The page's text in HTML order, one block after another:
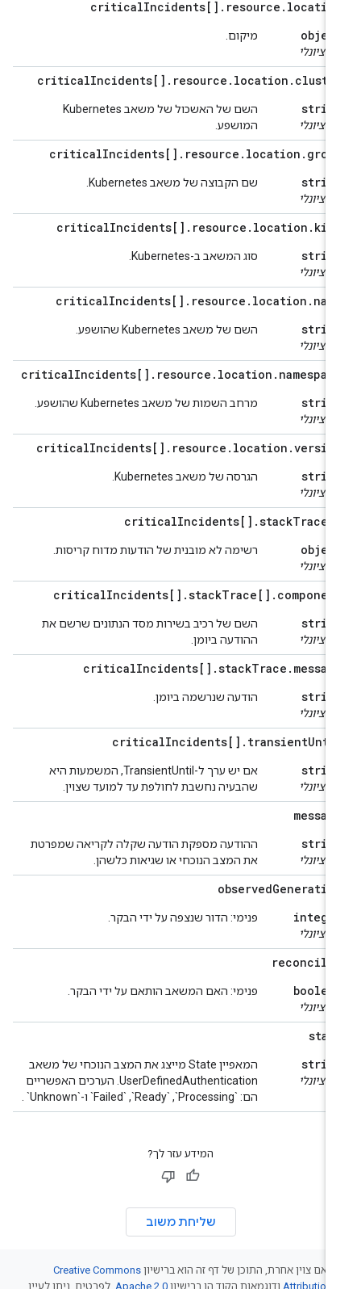
criticalIncidents[].resource.
מיקום.
criticalIncidents[].resource.location.
השם של האשכול של משאב Kubernetes
המושפע.
criticalIncidents[].resource.location.
שם הקבוצה של משאב Kubernetes.
criticalIncidents[].resource.location
סוג המשאב ב-Kubernetes.
criticalIncidents[].resource.location
השם של משאב Kubernetes שהושפע.
criticalIncidents[].resource.location.
מרחב השמות של משאב Kubernetes שהושפע.
criticalIncidents[].resource.location.
הגרסה של משאב Kubernetes.
criticalIncidents[].stack
רשימה לא מובנית של הודעות מדוח קריסות.
criticalIncidents[].stackTrace[].
השם של רכיב בשירות מסד הנתונים שרשם את
ההודעה ביומן.
criticalIncidents[].stackTrace.
הודעה שנרשמה ביומן.
criticalIncidents[].transient
אם יש ערך ל-TransientUntil, המשמעות היא
שהבעיה נחשבת לחולפת עד למועד שצוין.
ההודעה מספקת הודעה שקלה לקריאה שמפרטת
את המצב הנוכחי או שגיאות כלשהן.
observed
פנימי: הדור שנצפה על ידי הבקר.
פנימי: האם המשאב הותאם על ידי הבקר.
המאפיין State מייצג את המצב הנוכחי של משאב
UserDefinedAuthentication. הערכים האפשריים
המידע עזר לך?
שליחת משוב
אם צוין אחרת, התוכן של דף זה הוא ברישיוןCreative Commons
Attributionודוגמאות הקוד הן ברישיוןApache 2.0. לפרטים, ניתן לעיין